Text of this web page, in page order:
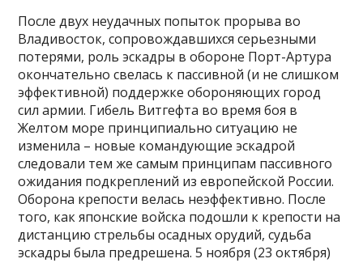
После двух неудачных попыток прорыва во
Владивосток, сопровождавшихся серьезными
потерями, роль эскадры в обороне Порт-Артура
окончательно свелась к пассивной (и не слишком
эффективной) поддержке обороняющих город
сил армии. Гибель Витгефта во время боя в
Желтом море принципиально ситуацию не
изменила – новые командующие эскадрой
следовали тем же самым принципам пассивного
ожидания подкреплений из европейской России.
Оборона крепости велась неэффективно. После
того, как японские войска подошли к крепости на
дистанцию стрельбы осадных орудий, судьба
эскадры была предрешена. 5 ноября (23 октября)